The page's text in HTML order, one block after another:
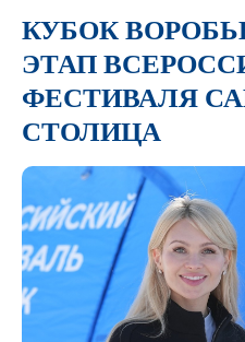
КУБОК
ЭТАП
ФЕСТИВАЛЯ
СТОЛИЦА